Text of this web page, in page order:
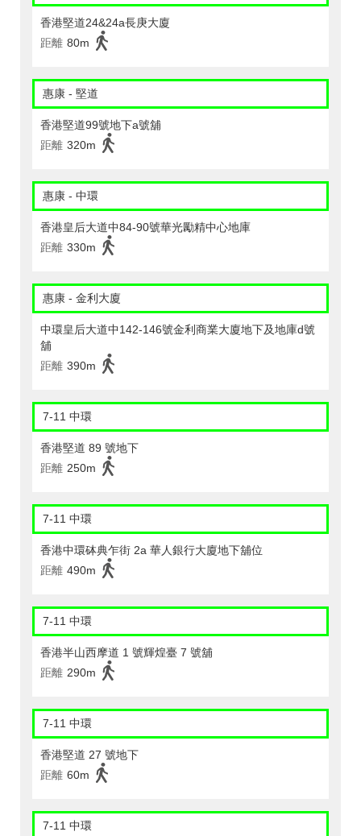
香港堅道24&24a長庚大廈
距離 80m
惠康 - 堅道
香港堅道99號地下a號舖
距離 320m
惠康 - 中環
香港皇后大道中84-90號華光勵精中心地庫
距離 330m
惠康 - 金利大廈
中環皇后大道中142-146號金利商業大廈地下及地庫d號
舖
距離 390m
7-11 中環
香港堅道 89 號地下
距離 250m
7-11 中環
香港中環砵典乍街 2a 華人銀行大廈地下舖位
距離 490m
7-11 中環
香港半山西摩道 1 號輝煌臺 7 號舖
距離 290m
7-11 中環
香港堅道 27 號地下
距離 60m
7-11 中環